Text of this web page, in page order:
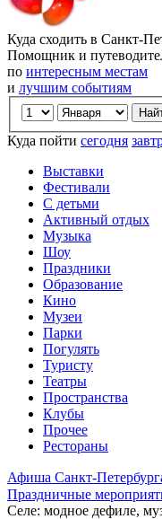
Куда сходить в Санкт-
Помощник и
по интересным местам
и лучшим событиям
Куда пойти сегодня
Выставки
Фестивали
С детьми
Активный отдых
Музыка
Шоу
Праздники
Образование
Кино
Музеи
Парки
Погулять
Туристу
Театры
Пространства
Клубы
Прочее
Рестораны
Афиша Санкт-
Праздничные
Селе: модное дефиле,